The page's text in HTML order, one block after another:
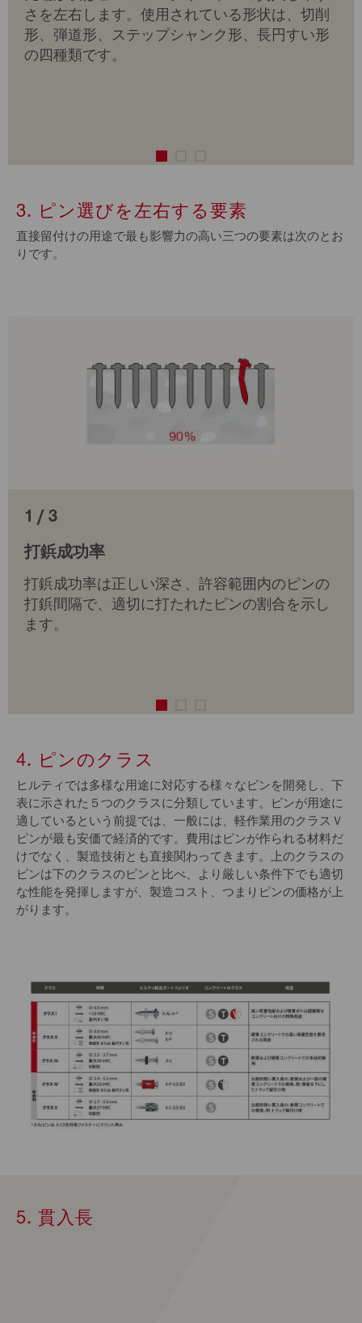
さを左右します。使用されている形状は、切削
形、弾道形、ステップシャンク形、長円すい形
の四種類です。
3. ピン選びを左右する要素
直接留付けの用途で最も影響力の高い三つの要素は次のとお
りです。
1 / 3
打鋲成功率
打鋲成功率は正しい深さ、許容範囲内のピンの
打鋲間隔で、適切に打たれたピンの割合を示し
ます。
4. ピンのクラス
ヒルティでは多様な用途に対応する様々なピンを開発し、下
表に示された５つのクラスに分類しています。ピンが用途に
適しているという前提では、一般には、軽作業用のクラスＶ
ピンが最も安価で経済的です。費用はピンが作られる材料だ
けでなく、製造技術とも直接関わってきます。上のクラスの
ピンは下のクラスのピンと比べ、より厳しい条件下でも適切
な性能を発揮しますが、製造コスト、つまりピンの価格が上
がります。
5. 貫入長